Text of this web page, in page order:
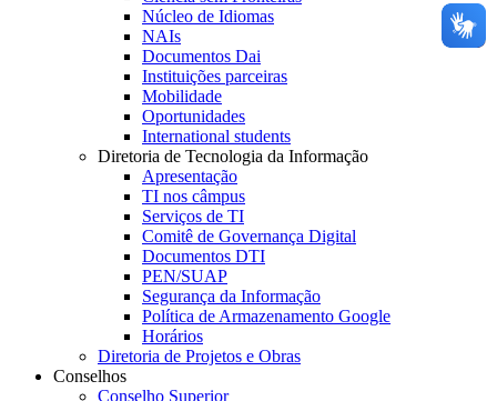
Núcleo de Idiomas
NAIs
Documentos Dai
Instituições parceiras
Mobilidade
Oportunidades
International students
Diretoria de Tecnologia da Informação
Apresentação
TI nos câmpus
Serviços de TI
Comitê de Governança Digital
Documentos DTI
PEN/SUAP
Segurança da Informação
Política de Armazenamento Google
Horários
Diretoria de Projetos e Obras
Conselhos
Conselho Superior